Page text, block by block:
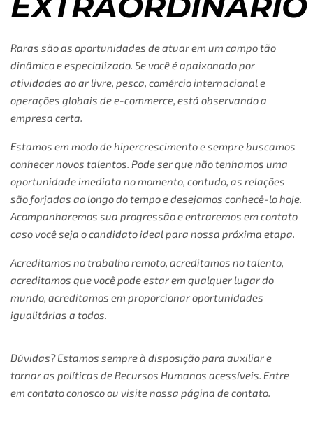
Raras são as oportunidades de atuar em um campo tão
dinâmico e especializado. Se você é apaixonado por
atividades ao ar livre, pesca, comércio internacional e
operações globais de e-commerce, está observando a
empresa certa.
Estamos em modo de hipercrescimento e sempre buscamos
conhecer novos talentos. Pode ser que não tenhamos uma
oportunidade imediata no momento, contudo, as relações
são forjadas ao longo do tempo e desejamos conhecê-lo hoje.
Acompanharemos sua progressão e entraremos em contato
caso você seja o candidato ideal para nossa próxima etapa.
Acreditamos no trabalho remoto, acreditamos no talento,
acreditamos que você pode estar em qualquer lugar do
mundo, acreditamos em proporcionar oportunidades
igualitárias a todos.
Dúvidas? Estamos sempre à disposição para auxiliar e
tornar as políticas de Recursos Humanos acessíveis. Entre
em contato conosco ou visite nossa página de contato.